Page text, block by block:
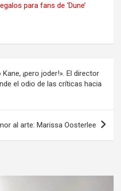
para fans de ‘Dune’
¡pero joder!». El director
el odio de las críticas hacia
al arte: Marissa Oosterlee